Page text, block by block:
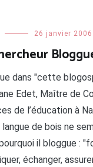
26 janvier 2006
dans "cette
Edet, Maître de
de l’éducation à
de bois ne
il bloggue :
échanger,